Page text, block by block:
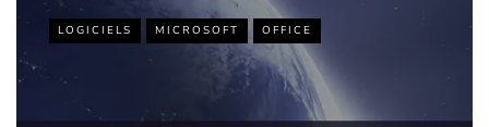
LOGICIELS MICROSOFT OFFICE